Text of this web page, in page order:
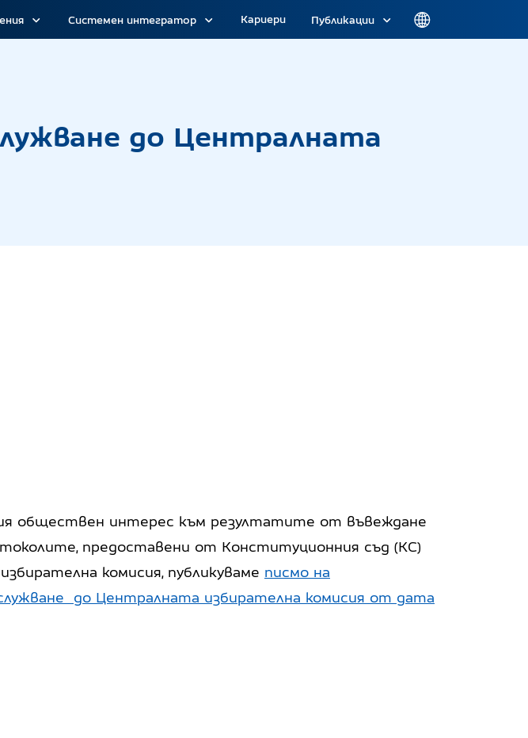
Системен интегратор Кариери Публикации
до Централната
обществен интерес към резултатите от въвеждане
предоставени от Конституционния съд (КС)
комисия, публикуваме писмо на
до Централната избирателна комисия от дата